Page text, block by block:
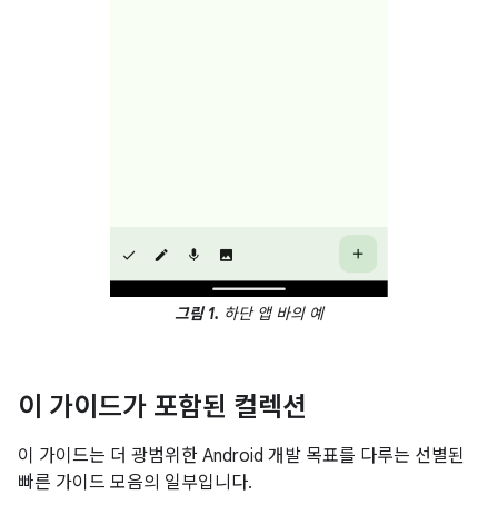
그림 1. 하단 앱 바의 예
이 가이드가 포함된 컬렉션
이 가이드는 더 광범위한 Android 개발 목표를 다루는 선별된
빠른 가이드 모음의 일부입니다.